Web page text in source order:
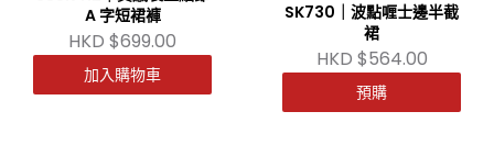
A 字短裙褲
HKD $699.00
加入購物車
SK730｜波點喱士邊半截
裙
HKD $564.00
預購